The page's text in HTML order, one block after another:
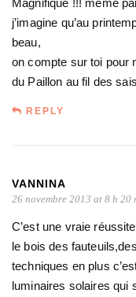
Magnifique !!! meme
j’imagine qu’au
beau,
on compte sur toi pour
du Paillon au fil des
REPLY
VANNINA
26 novembre 2013 at 8 h 20
C’est une vraie
le bois des
techniques en plus
luminaires solaires qui